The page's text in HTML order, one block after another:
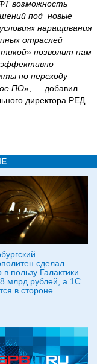
возможность
под новые
наращивания
отраслей
позволит нам
по переходу
ПО», — добавил
директора РЕД
сделал
в пользу Галактики
млрд рублей, а 1С
в стороне